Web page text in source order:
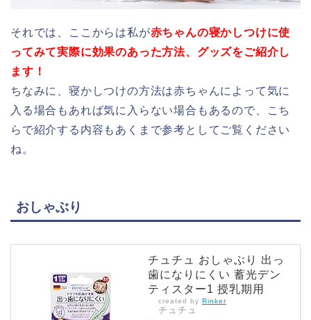
それでは、ここからは私が赤ちゃんの寝かしつけに使
ってみて実際に効果のあった方法、グッズをご紹介し
ます！
ちなみに、寝かしつけの方法は赤ちゃんによって気に
入る場合もあれば気に入らない場合もあるので、こち
らで紹介する内容もあくまで参考としてご覧ください
ね。
おしゃぶり
チュチュ おしゃぶり 出っ
歯になりにくい 蓄光デン
ティスター1 授乳期用
created by Rinker
チュチュ